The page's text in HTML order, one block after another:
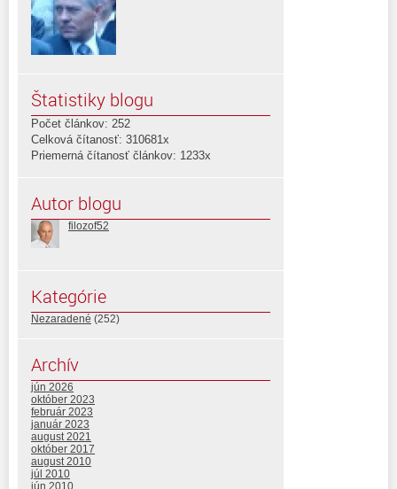
Štatistiky blogu
Počet článkov: 252
Celková čítanosť: 310681x
Priemerná čítanosť článkov: 1233x
Autor blogu
filozof52
Kategórie
Nezaradené (252)
Archív
jún 2026
október 2023
február 2023
január 2023
august 2021
október 2017
august 2010
júl 2010
jún 2010